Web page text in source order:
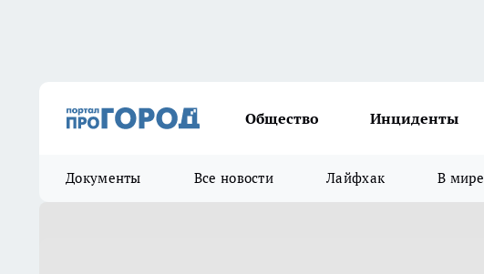
Общество Инциденты
Документы Все новости Лайфхак В мире